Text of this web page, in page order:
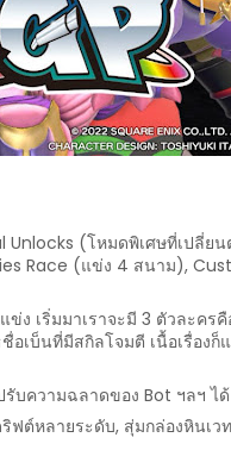
Unlocks (โหมดพิเศษที่เปลี่ย
Race (แข่ง 4 สนาม),
ง เริ่มมาเราจะมี 3 ตัวละคร
เบ็นที่มีสกิลโจมตี เนื้อเรื่องก็
บความฉลาดของ Bot ฯลฯ ได้
ฟต์หลายระดับ, สุ่มกล่องหินเ